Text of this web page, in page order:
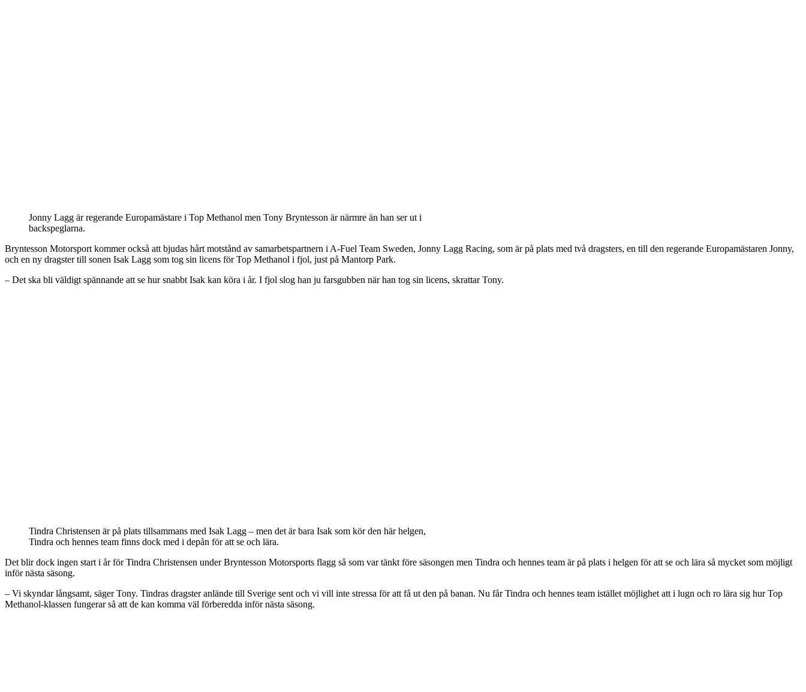
Jonny Lagg är regerande Europamästare i Top Methanol men Tony Bryntesson är närmre än han ser ut i
backspeglarna.
Bryntesson Motorsport kommer också att bjudas hårt motstånd av samarbetspartnern i A-Fuel Team Sweden, Jonny Lagg Racing, som är på plats med två dragsters, en till den regerande Europamästaren Jonny,
och en ny dragster till sonen Isak Lagg som tog sin licens för Top Methanol i fjol, just på Mantorp Park.
– Det ska bli väldigt spännande att se hur snabbt Isak kan köra i år. I fjol slog han ju farsgubben när han tog sin licens, skrattar Tony.
Tindra Christensen är på plats tillsammans med Isak Lagg – men det är bara Isak som kör den här helgen,
Tindra och hennes team finns dock med i depån för att se och lära.
Det blir dock ingen start i år för Tindra Christensen under Bryntesson Motorsports flagg så som var tänkt före säsongen men Tindra och hennes team är på plats i helgen för att se och lära så mycket som möjligt
inför nästa säsong.
– Vi skyndar långsamt, säger Tony. Tindras dragster anlände till Sverige sent och vi vill inte stressa för att få ut den på banan. Nu får Tindra och hennes team istället möjlighet att i lugn och ro lära sig hur Top
Methanol-klassen fungerar så att de kan komma väl förberedda inför nästa säsong.